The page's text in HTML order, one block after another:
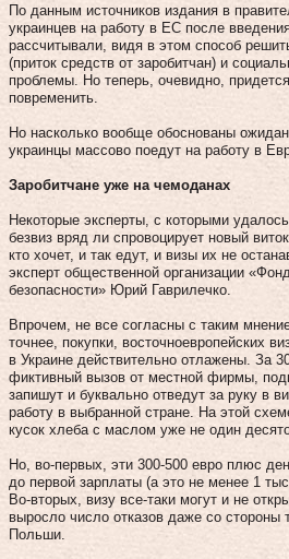
По данным источников издания в
украинцев на работу в ЕС после
рассчитывали, видя в этом способ
(приток средств от заробитчан) и
проблемы. Но теперь, очевидно,
повременить.
Но насколько вообще обоснованы
украинцы массово поедут на работу в
Заробитчане уже на чемоданах
Некоторые эксперты, с которыми
безвиз вряд ли спровоцирует новый
кто хочет, и так едут, и визы их не
эксперт общественной организации
безопасности» Юрий Гаврилечко.
Впрочем, не все согласны с таким
точнее, покупки, восточноевропейских
в Украине действительно отлажены. За
фиктивный вызов от местной фирмы,
запишут и буквально отведут за руку в
работу в выбранной стране. На этой
кусок хлеба с маслом уже не один
Но, во-первых, эти 300-500 евро плюс
до первой зарплаты (а это не менее 1
Во-вторых, визу все-таки могут и не
выросло число отказов даже со стороны
Польши.